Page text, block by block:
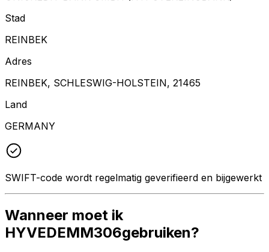
Stad
REINBEK
Adres
REINBEK, SCHLESWIG-HOLSTEIN, 21465
Land
GERMANY
SWIFT-code wordt regelmatig geverifieerd en bijgewerkt
Wanneer moet ik
HYVEDEMM306gebruiken?